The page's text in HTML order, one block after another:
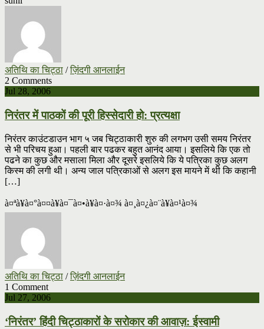
अतिथि का चिट्ठा /ज़िंदगी आनलाईन
2 Comments
Jul 28, 2006
निरंतर में पाठकों की पूरी हिस्सेदारी हो: प्रत्यक्षा
निरंतर काउंटडाउन भाग ५ जब चिट्ठाकारी शुरु की लगभग उसी समय निरंतर
से भी परिचय हुआ। पहली बार पढकर बहुत आनंद आया। इसलिये कि एक तो
पढने का कुछ और मसाला मिला और दूसरे इसलिये कि ये पत्रिका कुछ अलग
किस्म की लगी थी। अन्य जाल पत्रिकाओं से अलग इस मायने में थी कि कहानी
[…]
à¤ªà¥à¤°à¤¤à¥à¤¯à¤•à¥à¤·à¤¾ à¤¸à¤¿à¤¨à¥à¤¹à¤¾
अतिथि का चिट्ठा /ज़िंदगी आनलाईन
1 Comment
Jul 27, 2006
‘निरंतर’ हिंदी चिट्ठाकारों के सरोकार की आवाज़: ईस्वामी